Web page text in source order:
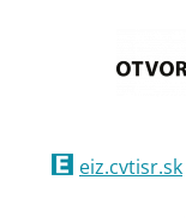
eiz.cvtisr.sk